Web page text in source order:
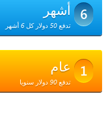
6 أشهر
تدفع 50 دولار كل 6 أشهر
1 عام
تدفع 90 دولار سنويا